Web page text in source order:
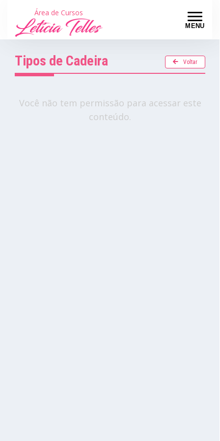
MENU
Área de Cursos
Tipos de Cadeira Voltar
Você não tem permissão para acessar este
conteúdo.